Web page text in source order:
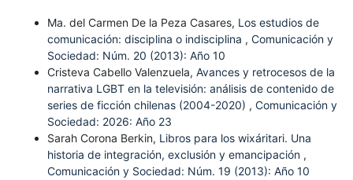
Ma. del Carmen De la Peza Casares, Los estudios de
comunicación: disciplina o indisciplina , Comunicación y
Sociedad: Núm. 20 (2013): Año 10
Cristeva Cabello Valenzuela, Avances y retrocesos de la
narrativa LGBT en la televisión: análisis de contenido de
series de ficción chilenas (2004-2020) , Comunicación y
Sociedad: 2026: Año 23
Sarah Corona Berkin, Libros para los wixáritari. Una
historia de integración, exclusión y emancipación ,
Comunicación y Sociedad: Núm. 19 (2013): Año 10